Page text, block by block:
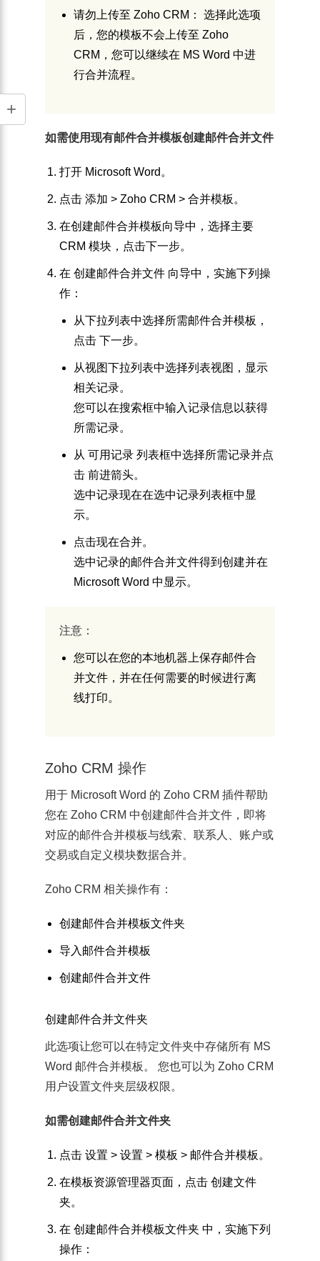
请勿上传至 Zoho CRM ： 选择此选项
后，您的模板不会上传至 Zoho
CRM，您可以继续在 MS Word 中进
行合并流程。
如需使用现有邮件合并模板创建邮件合并文件
打开Microsoft Word 。
点击添加 > Zoho CRM > 合并模板 。
在创建邮件合并模板向导中，选择主要
CRM 模块，点击下一步。
在 创建邮件合并文件 向导中，实施下列操
作：
从下拉列表中选择所需邮件合并模板，
点击下一步。
从视图下拉列表中选择列表视图，显示
相关记录。
您可以在搜索框中输入记录信息以获得
所需记录。
从 可用记录列表框中选择所需记录并点
击 前进箭头。
选中记录现在在选中记录列表框中显
示。
点击现在合并。
选中记录的邮件合并文件得到创建并在
Microsoft Word 中显示。
注意：
您可以在您的本地机器上保存邮件合
并文件，并在任何需要的时候进行离
线打印。
Zoho CRM 操作
用于 Microsoft Word 的 Zoho CRM 插件帮助
您在 Zoho CRM 中创建邮件合并文件，即将
对应的邮件合并模板与线索、联系人、账户或
交易或自定义模块数据合并。
Zoho CRM 相关操作有：
创建邮件合并模板文件夹
导入邮件合并模板
创建邮件合并文件
创建邮件合并文件夹
此选项让您可以在特定文件夹中存储所有 MS
Word 邮件合并模板。 您也可以为 Zoho CRM
用户设置文件夹层级权限。
如需创建邮件合并文件夹
点击设置 > 设置 > 模板 >邮件合并模板 。
在模板资源管理器页面，点击 创建文件
夹。
在 创建邮件合并模板文件夹 中，实施下列
操作：